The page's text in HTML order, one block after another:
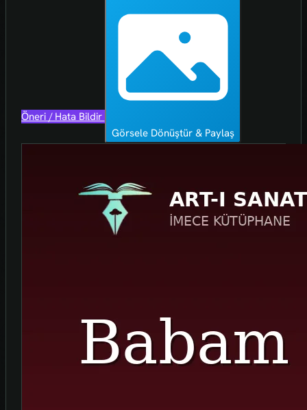
Öneri / Hata Bildir
Görsele Dönüştür & Paylaş